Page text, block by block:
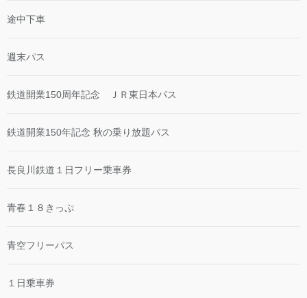
途中下車
週末パス
鉄道開業150周年記念 ＪＲ東日本パス
鉄道開業150年記念 秋の乗り放題パス
長良川鉄道１日フリー乗車券
青春１８きっぷ
青空フリーパス
１日乗車券